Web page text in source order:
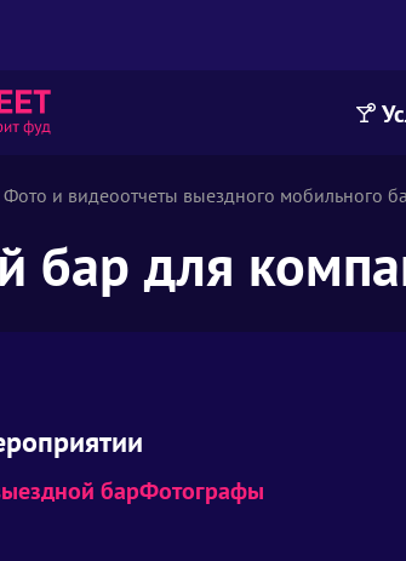
Фото и видеоотчеты выездного мобильного
бар для
барФотографы